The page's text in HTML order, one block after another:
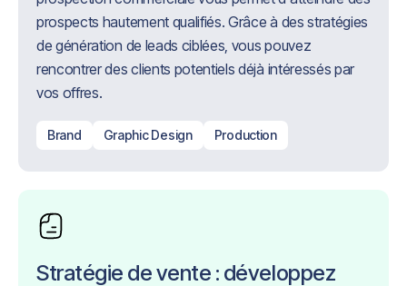
prospects hautement qualifiés. Grâce à des stratégies
de génération de leads ciblées, vous pouvez
rencontrer des clients potentiels déjà intéressés par
vos offres.
Brand Graphic Design Production
Stratégie de vente : développez